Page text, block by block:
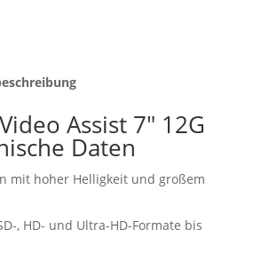
Assist 7" 12G
Daten
mit hoher Helligkeit und großem
, HD- und Ultra-HD-Formate bis